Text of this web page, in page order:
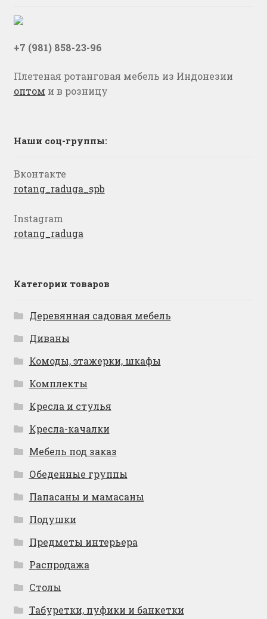
+7 (981) 858-23-96
Плетеная ротанговая мебель из Индонезии
оптом и в розницу
Наши соц-группы:
Вконтакте
rotang_raduga_spb
Instagram
rotang_raduga
Категории товаров
Деревянная садовая мебель
Диваны
Комоды, этажерки, шкафы
Комплекты
Кресла и стулья
Кресла-качалки
Мебель под заказ
Обеденные группы
Папасаны и мамасаны
Подушки
Предметы интерьера
Распродажа
Столы
Табуретки, пуфики и банкетки